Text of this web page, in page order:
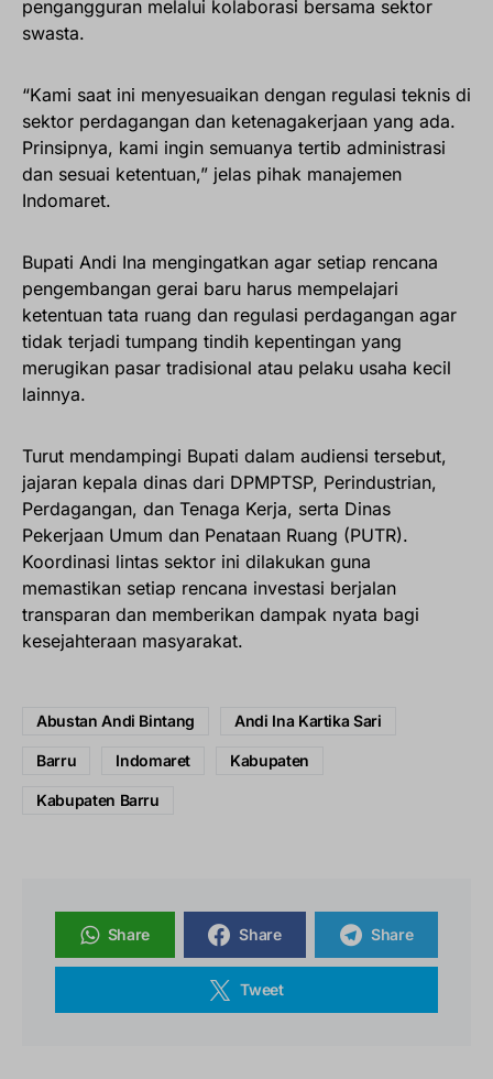
pengangguran melalui kolaborasi bersama sektor
swasta.
“Kami saat ini menyesuaikan dengan regulasi teknis di
sektor perdagangan dan ketenagakerjaan yang ada.
Prinsipnya, kami ingin semuanya tertib administrasi
dan sesuai ketentuan,” jelas pihak manajemen
Indomaret.
Bupati Andi Ina mengingatkan agar setiap rencana
pengembangan gerai baru harus mempelajari
ketentuan tata ruang dan regulasi perdagangan agar
tidak terjadi tumpang tindih kepentingan yang
merugikan pasar tradisional atau pelaku usaha kecil
lainnya.
Turut mendampingi Bupati dalam audiensi tersebut,
jajaran kepala dinas dari DPMPTSP, Perindustrian,
Perdagangan, dan Tenaga Kerja, serta Dinas
Pekerjaan Umum dan Penataan Ruang (PUTR).
Koordinasi lintas sektor ini dilakukan guna
memastikan setiap rencana investasi berjalan
transparan dan memberikan dampak nyata bagi
kesejahteraan masyarakat.
Abustan Andi Bintang Andi Ina Kartika Sari
Barru Indomaret Kabupaten
Kabupaten Barru
Share Share Share
Tweet